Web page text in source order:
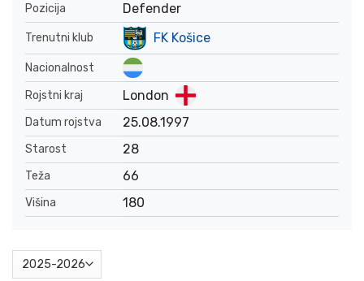
Pozicija Defender
Trenutni klub FK Košice
Nacionalnost
Rojstni kraj
London
Datum rojstva 25.08.1997
Starost 28
Teža 66
Višina 180